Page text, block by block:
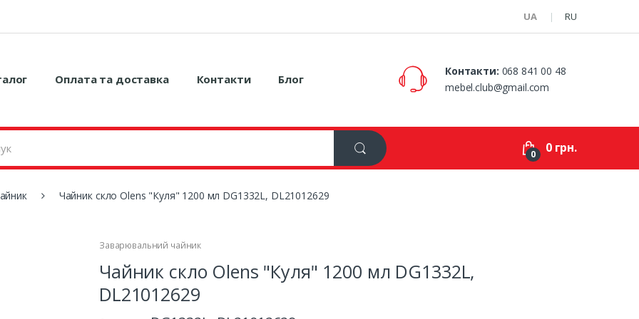
UA RU
Оплата та доставка Контакти Блог
Контакти: 068 841 00 48
mebel.club@gmail.com
0 0 грн.
Чайник скло Olens "Куля" 1200 мл DG1332L, DL21012629
Заварювальний чайник
Чайник скло Olens "Куля" 1200 мл DG1332L,
DL21012629